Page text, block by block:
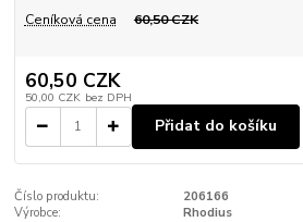
Ceníková cena
60,50 CZK
60,50 CZK
50,00 CZK bez DPH
Přidat do košíku
Číslo produktu:
206166
Výrobce:
Rhodius